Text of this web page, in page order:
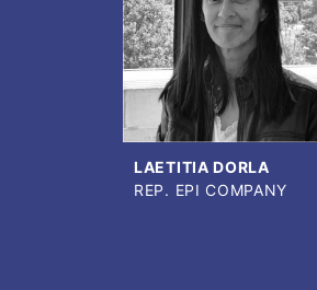
LAETITIA DORLA
REP. EPI COMPANY